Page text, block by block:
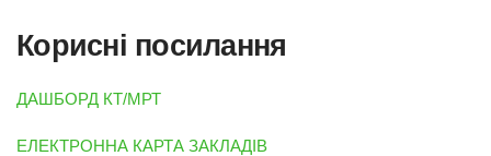
Корисні посилання
ДАШБОРД КТ/МРТ
ЕЛЕКТРОННА КАРТА ЗАКЛАДІВ